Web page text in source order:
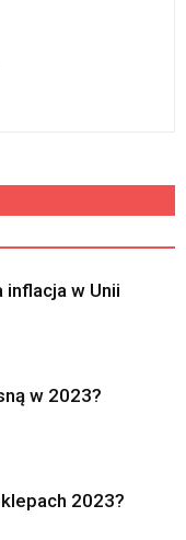
inflacja w Unii
w 2023?
2023?